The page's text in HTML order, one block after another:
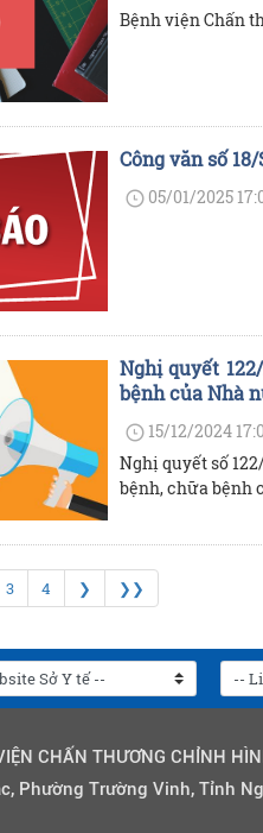
Bệnh viện Chấn
Công văn số
05/01/2025
Nghị quyết
bệnh của Nhà
15/12/2024
Nghị quyết số
bệnh, chữa bệnh
3 4 ❯ ❯❯
CHẤN THƯƠNG CHỈNH
Phường Trường Vinh, Tỉnh